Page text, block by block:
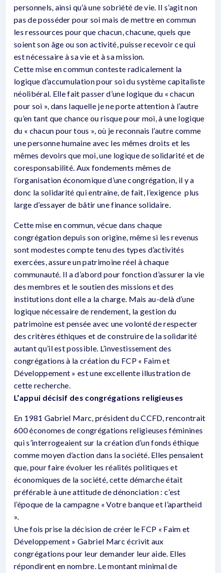
personnels, ainsi qu’à une sobriété de vie. Il s’agit non
pas de posséder pour soi mais de mettre en commun
les ressources pour que chacun, chacune, quels que
soient son âge ou son activité, puisse recevoir ce qui
est nécessaire à sa vie et à sa mission.
Cette mise en commun conteste radicalement la
logique d’accumulation pour soi du système capitaliste
néolibéral. Elle fait passer d’une logique du « chacun
pour soi », dans laquelle je ne porte attention à l’autre
qu’en tant que chance ou risque pour moi, à une logique
du « chacun pour tous », où je reconnais l’autre comme
une personne humaine avec les mêmes droits et les
mêmes devoirs que moi, une logique de solidarité et de
coresponsabilité. Aux fondements mêmes de
l’organisation économique d’une congrégation, il y a
donc la solidarité qui entraine, de fait, l’exigence plus
large d’essayer de bâtir une finance solidaire.
Cette mise en commun, vécue dans chaque
congrégation depuis son origine, même si les revenus
sont modestes compte tenu des types d’activités
exercées, assure un patrimoine réel à chaque
communauté. Il a d’abord pour fonction d’assurer la vie
des membres et le soutien des missions et des
institutions dont elle a la charge. Mais au-delà d’une
logique nécessaire de rendement, la gestion du
patrimoine est pensée avec une volonté de respecter
des critères éthiques et de construire de la solidarité
autant qu’il est possible. L’investissement des
congrégations à la création du FCP « Faim et
Développement » est une excellente illustration de
cette recherche.
L’appui décisif des congrégations religieuses
En 1981 Gabriel Marc, président du CCFD, rencontrait
600 économes de congrégations religieuses féminines
qui s’interrogeaient sur la création d’un fonds éthique
comme moyen d’action dans la société. Elles pensaient
que, pour faire évoluer les réalités politiques et
économiques de la société, cette démarche était
préférable à une attitude de dénonciation : c’est
l’époque de la campagne « Votre banque et l’apartheid
».
Une fois prise la décision de créer le FCP « Faim et
Développement » Gabriel Marc écrivit aux
congrégations pour leur demander leur aide. Elles
répondirent en nombre. Le montant minimal de